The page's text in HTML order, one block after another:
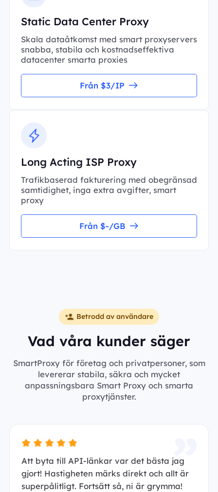
Static Data Center Proxy
Skala dataåtkomst med smart proxyservers
snabba, stabila och kostnadseffektiva
datacenter smarta proxies
Från $3/IP
Long Acting ISP Proxy
Trafikbaserad fakturering med obegränsad
samtidighet, inga extra avgifter, smart
proxy
Från $-/GB
Betrodd av användare
Vad våra kunder säger
SmartProxy för företag och privatpersoner, som
levererar stabila, säkra och mycket
anpassningsbara Smart Proxy och smarta
proxytjänster.
Att byta till API-länkar var det bästa jag
gjort! Hastigheten märks direkt och allt är
superpålitligt. Fortsätt så, ni är grymma!